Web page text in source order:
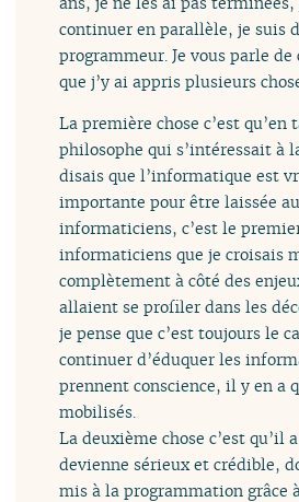
continuer en parallèle, je suis
programmeur. Je vous parle de
que j’y ai appris plusieurs
La première chose c’est qu’en
philosophe qui s’intéressait à
disais que l’informatique est
importante pour être laissée
informaticiens, c’est le
informaticiens que je croisais
complètement à côté des
allaient se profiler dans les
je pense que c’est toujours le
continuer d’éduquer les
prennent conscience, il y en a
mobilisés.
La deuxième chose c’est qu’il
devienne sérieux et crédible,
mis à la programmation grâce